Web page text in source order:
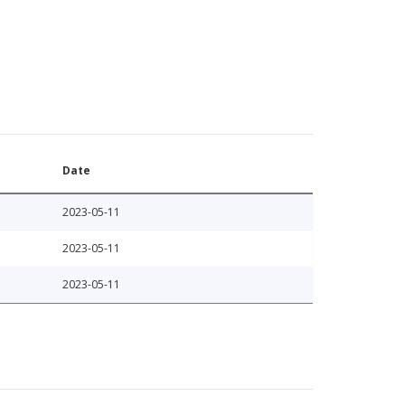
Date
2023-05-11
2023-05-11
2023-05-11